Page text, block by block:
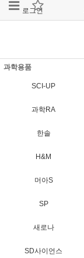
로그인
과학용품
SCI-UP
과학RA
한솔
H&M
머아S
SP
새로나
SD사이언스